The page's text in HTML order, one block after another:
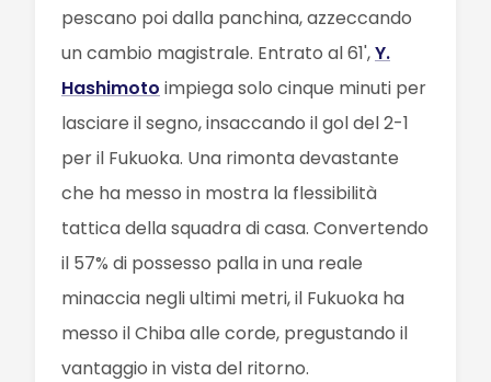
pescano poi dalla panchina, azzeccando
un cambio magistrale. Entrato al 61',Y.
Hashimoto impiega solo cinque minuti per
lasciare il segno, insaccando il gol del 2-1
per il Fukuoka. Una rimonta devastante
che ha messo in mostra la flessibilità
tattica della squadra di casa. Convertendo
il 57% di possesso palla in una reale
minaccia negli ultimi metri, il Fukuoka ha
messo il Chiba alle corde, pregustando il
vantaggio in vista del ritorno.